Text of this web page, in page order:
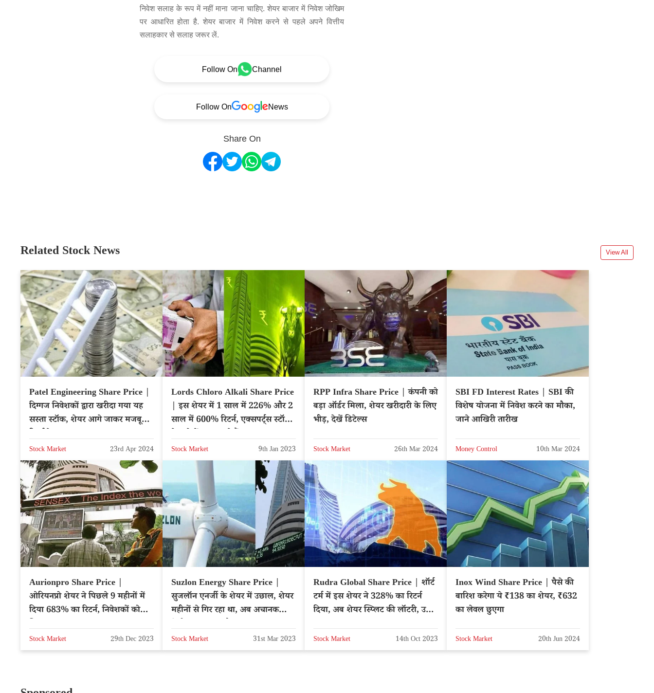
निवेश सलाह के रूप में नहीं माना जाना चाहिए. शेयर बाजार में निवेश जोखिम
पर आधारित होता है. शेयर बाजार में निवेश करने से पहले अपने वित्तीय
सलाहकार से सलाह जरूर लें.
Follow On Channel
Follow On News
Share On
Related Stock News View All
Patel Engineering Share Price |
दिग्गज निवेशकों द्वारा खरीदा गया यह
सस्ता स्टॉक, शेयर आगे जाकर मजबूत
Stock Market 23rd Apr 2024
Lords Chloro Alkali Share Price
| इस शेयर में 1 साल में 226% और 2
साल में 600% रिटर्न, एक्सपर्ट्स स्टॉक
Stock Market 9th Jan 2023
RPP Infra Share Price | कंपनी को
बड़ा ऑर्डर मिला, शेयर खरीदारी के लिए
भीड़, देखें डिटेल्स
Stock Market 26th Mar 2024
SBI FD Interest Rates | SBI की
विशेष योजना में निवेश करने का मौका,
जाने आखिरी तारीख
Money Control 10th Mar 2024
Aurionpro Share Price |
ओरियनप्रो शेयर ने पिछले 9 महीनों में
दिया 683% का रिटर्न, निवेशकों को
Stock Market 29th Dec 2023
Suzlon Energy Share Price |
सुजलॉन एनर्जी के शेयर में उछाल, शेयर
महीनों से गिर रहा था, अब अचानक
Stock Market 31st Mar 2023
Rudra Global Share Price | शॉर्ट
टर्म में इस शेयर ने 328% का रिटर्न
दिया, अब शेयर स्प्लिट की लॉटरी, उठाएं
Stock Market 14th Oct 2023
Inox Wind Share Price | पैसे की
बारिश करेगा ये ₹138 का शेयर, ₹632
का लेवल छुएगा
Stock Market 20th Jun 2024